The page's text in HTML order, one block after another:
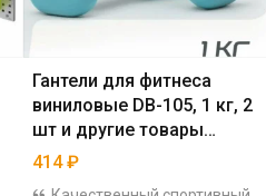
Гантели для фитнеса
виниловые DB-105, 1 кг, 2
шт и другие товары
STARFIT
414₽